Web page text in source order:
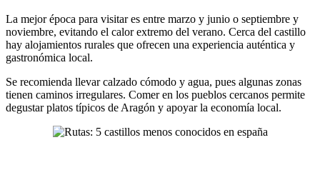
La mejor época para visitar es entre marzo y junio o septiembre y
noviembre, evitando el calor extremo del verano. Cerca del castillo
hay alojamientos rurales que ofrecen una experiencia auténtica y
gastronómica local.
Se recomienda llevar calzado cómodo y agua, pues algunas zonas
tienen caminos irregulares. Comer en los pueblos cercanos permite
degustar platos típicos de Aragón y apoyar la economía local.